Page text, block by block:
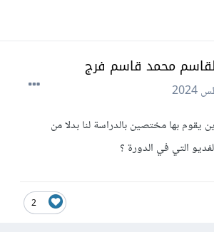
محمد قاسم فرج
بها مختصين بالدراسة لنا بدلا من
التي في الدورة ؟
2